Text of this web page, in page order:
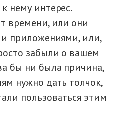
нему интерес.
времени, или они
приложениями, или,
забыли о вашем
бы ни была причина,
нужно дать толчок,
пользоваться этим